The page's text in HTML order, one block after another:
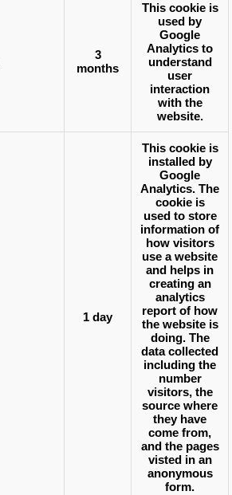
3
months
This cookie is
used by
Google
Analytics to
understand
user
interaction
with the
website.
1 day
This cookie is
installed by
Google
Analytics. The
cookie is
used to store
information of
how visitors
use a website
and helps in
creating an
analytics
report of how
the website is
doing. The
data collected
including the
number
visitors, the
source where
they have
come from,
and the pages
visted in an
anonymous
form.